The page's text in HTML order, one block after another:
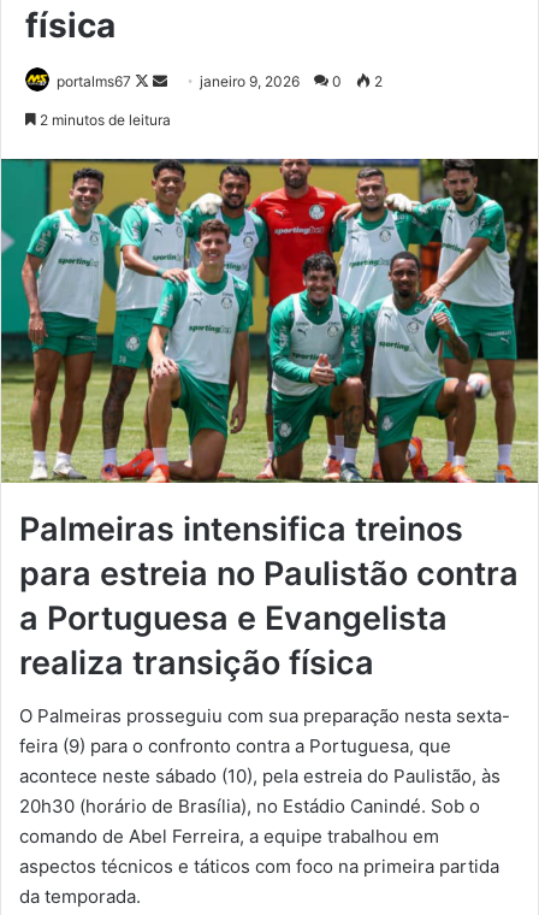
física
portalms67
Follow
Mande
mail
janeiro 9, 2026 0 2
2 minutos de leitura
Palmeiras intensifica treinos
para estreia no Paulistão contra
a Portuguesa e Evangelista
realiza transição física
O Palmeiras prosseguiu com sua preparação nesta sexta-
feira (9) para o confronto contra a Portuguesa, que
acontece neste sábado (10), pela estreia do Paulistão, às
20h30 (horário de Brasília), no Estádio Canindé. Sob o
comando de Abel Ferreira, a equipe trabalhou em
aspectos técnicos e táticos com foco na primeira partida
da temporada.